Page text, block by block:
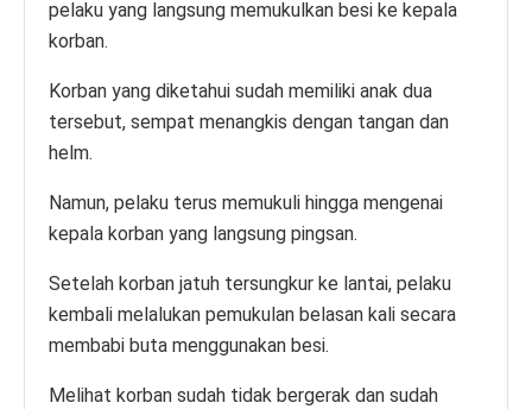
pelaku yang langsung memukulkan besi ke kepala
korban.
Korban yang diketahui sudah memiliki anak dua
tersebut, sempat menangkis dengan tangan dan
helm.
Namun, pelaku terus memukuli hingga mengenai
kepala korban yang langsung pingsan.
Setelah korban jatuh tersungkur ke lantai, pelaku
kembali melalukan pemukulan belasan kali secara
membabi buta menggunakan besi.
Melihat korban sudah tidak bergerak dan sudah